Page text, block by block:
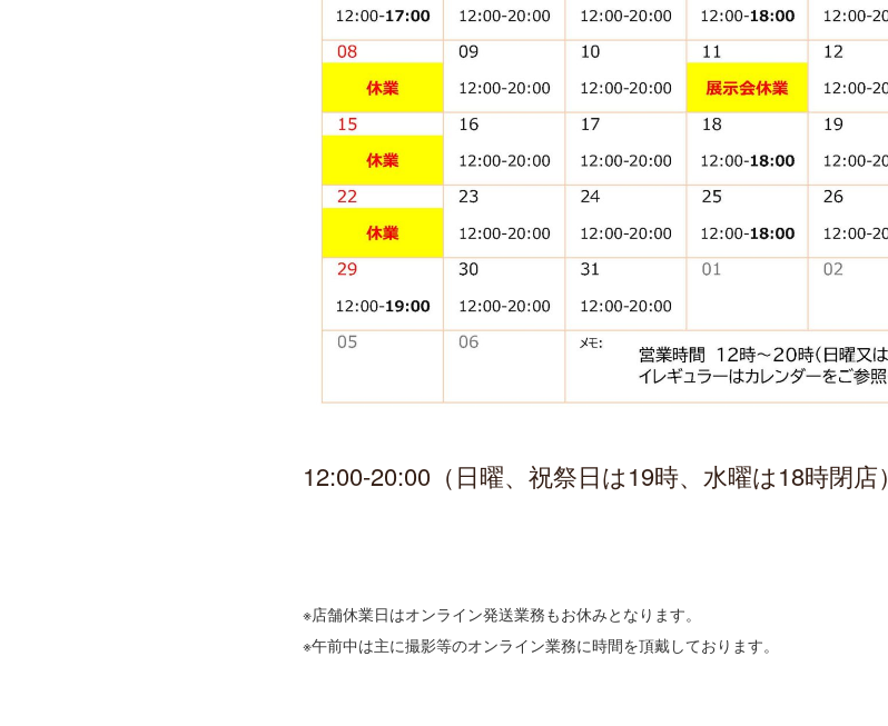
12:00-20:00（日曜、祝祭日は19時、水曜は18時閉店）
※店舗休業日はオンライン発送業務もお休みとなります。
※午前中は主に撮影等のオンライン業務に時間を頂戴しております。